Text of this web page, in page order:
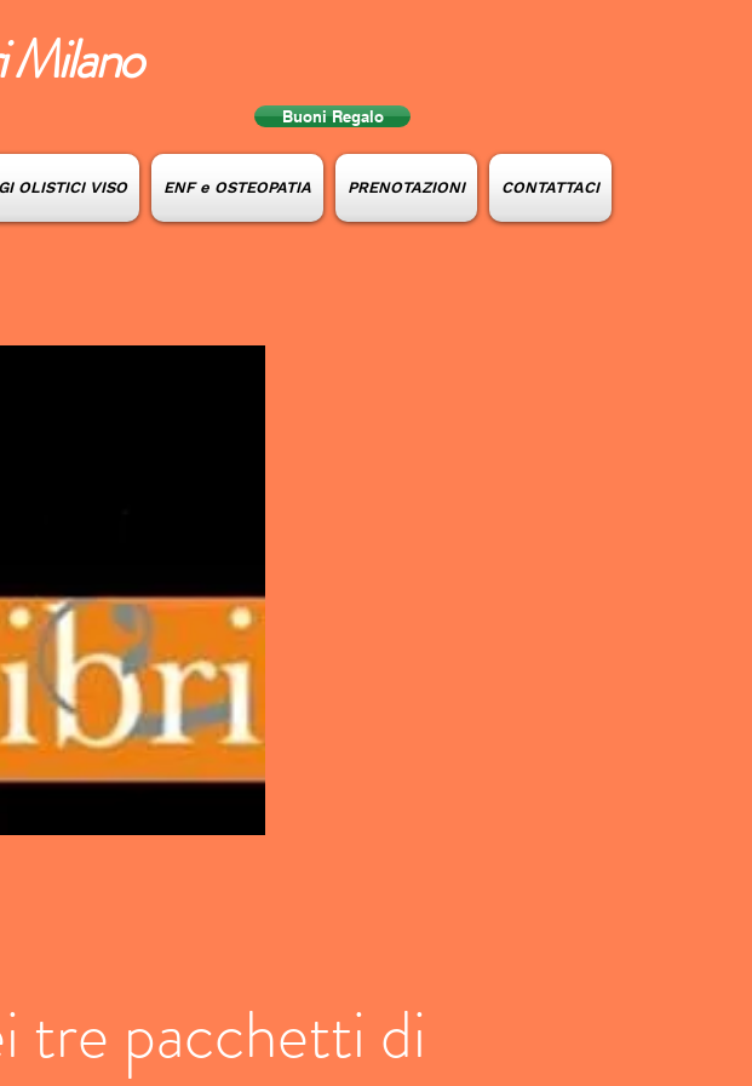
Milano
Buoni Regalo
OLISTICI VISO ENF e OSTEOPATIA PRENOTAZIONI CONTATTACI
tre pacchetti di